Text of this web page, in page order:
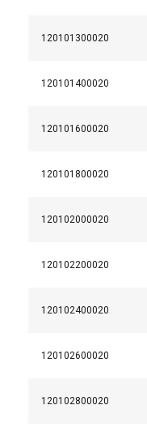
120101300020
120101400020
120101600020
120101800020
120102000020
120102200020
120102400020
120102600020
120102800020